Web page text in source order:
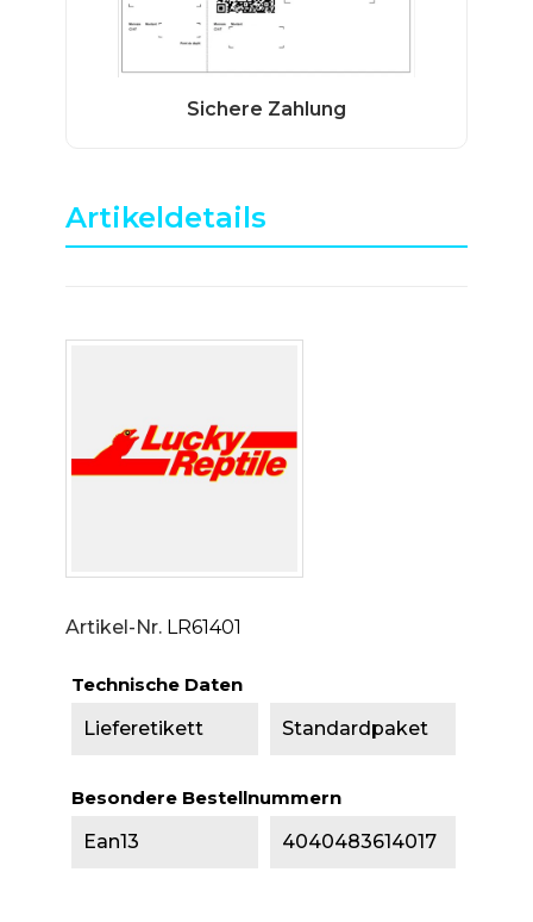
Artikeldetails
Artikel-Nr. LR61401
Technische Daten
Lieferetikett
Standardpaket
Besondere Bestellnummern
Ean13
4040483614017